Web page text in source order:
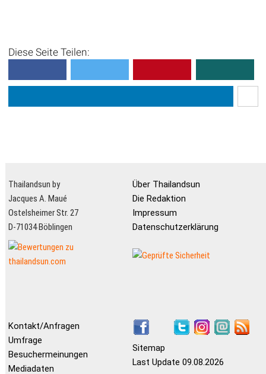
Diese Seite Teilen:
Thailandsun by
Jacques A. Maué
Ostelsheimer Str. 27
D-71034 Böblingen
Über Thailandsun
Die Redaktion
Impressum
Datenschutzerklärung
Kontakt/Anfragen
Umfrage
Besuchermeinungen
Mediadaten
Sitemap
Last Update 09.08.2026